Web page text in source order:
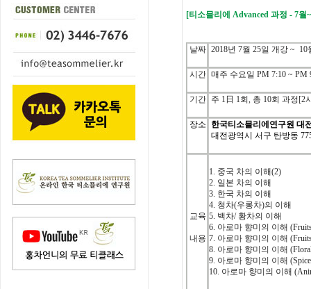
[티소믈리에 Advanced 과정 - 7월
날짜 2018년 7월 25일 개강 ~ 10
시간 매주 수요일 PM 7:10 ~ PM
기간 주 1 日 1회, 총 10회 과정[2
장소
한국티소믈리에연구원 대
대전광역시 서구 탄방동
교육
내용
1. 중국 차의 이해(2)
2. 일본 차의 이해
3. 한국 차의 이해
4. 청차(우롱차)의 이해
5. 백차/ 황차의 이해
6. 아로마 향미의 이해
7. 아로마 향미의 이해
8. 아로마 향미의 이해
9. 아로마 향미의 이해
10. 아로마 향미의 이해